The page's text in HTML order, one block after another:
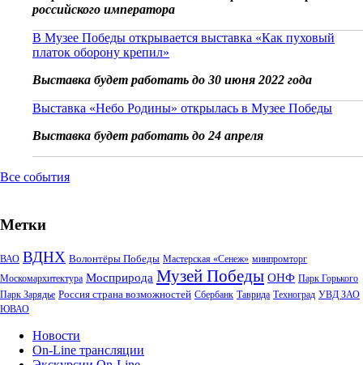
российского императора
В Музее Победы открывается выставка «Как пуховый
платок оборону крепил»
Выставка будет работать до 30 июня 2022 года
Выставка «Небо Родины» открылась в Музее Победы
Выставка будет работать до 24 апреля
Все события
Метки
ВАО ВДНХ Волонтёры Победы Мастерская «Сенеж» минпромторг
Москомархитектура Мосприрода Музей Победы ОНФ Парк Горького
Парк Зарядье Россия страна возможностей Сбербанк Таврида Техноград УВД ЗАО
ЮВАО
Новости
On-Line трансляции